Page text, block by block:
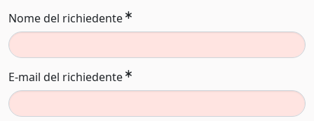
Nome del richiedente
E-mail del richiedente